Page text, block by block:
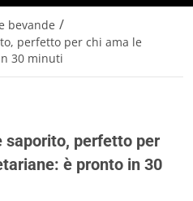
bevande /
perfetto per chi ama le
30 minuti
saporito, perfetto per
è pronto in 30